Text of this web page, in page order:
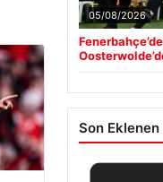
05/08/2026
Son